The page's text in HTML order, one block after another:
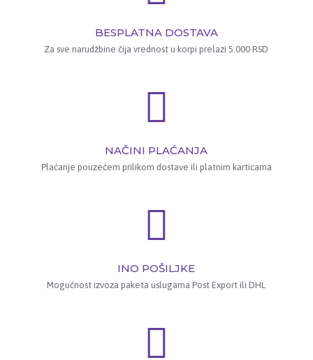
BESPLATNA DOSTAVA
Za sve narudžbine čija vrednost u korpi prelazi 5.000 RSD
NAČINI PLAĆANJA
Plaćanje pouzećem prilikom dostave ili platnim karticama
INO POŠILJKE
Mogućnost izvoza paketa uslugama Post Export ili DHL